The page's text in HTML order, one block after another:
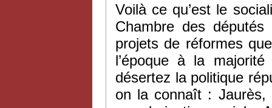
Voilà ce qu’est le
Chambre des
projets de réformes
l’époque à la
désertez la politique
on la connaît : Jaurès,